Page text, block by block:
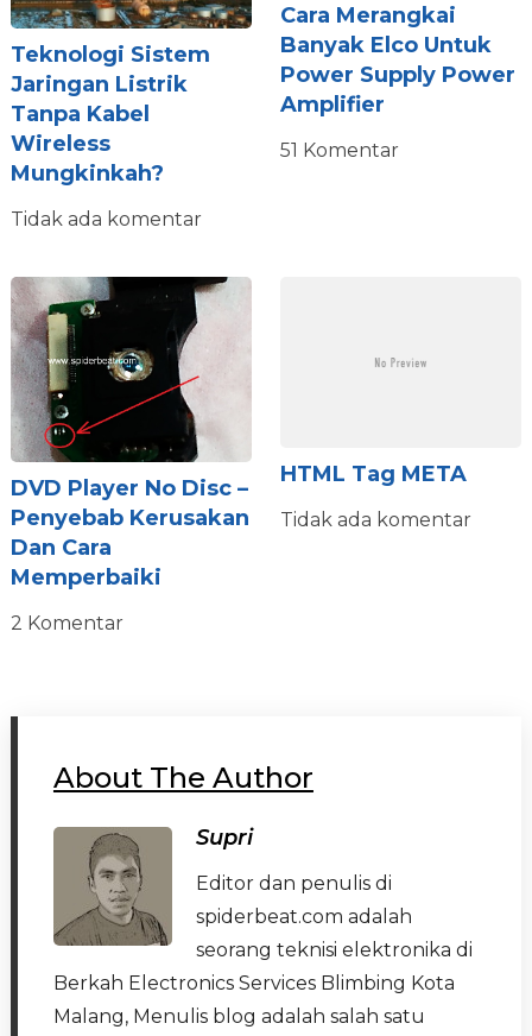
Teknologi Sistem
Jaringan Listrik
Tanpa Kabel
Wireless
Mungkinkah?
Tidak ada komentar
Cara Merangkai
Banyak Elco Untuk
Power Supply Power
Amplifier
51 Komentar
DVD Player No Disc –
Penyebab Kerusakan
Dan Cara
Memperbaiki
2 Komentar
HTML Tag META
Tidak ada komentar
About The Author
Supri
Editor dan penulis di
spiderbeat.com adalah
seorang teknisi elektronika di
Berkah Electronics Services Blimbing Kota
Malang, Menulis blog adalah salah satu